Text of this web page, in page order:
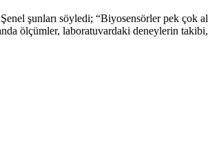
şunları söyledi; “Biyosensörler pek çok
ölçümler, laboratuvardaki deneylerin